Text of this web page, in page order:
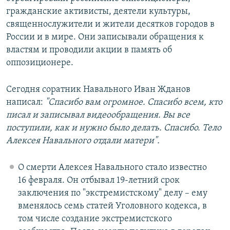
гражданские активисты, деятели культуры,
священнослужители и жители десятков городов в
России и в мире. Они записывали обращения к
властям и проводили акции в память об
оппозиционере.
Сегодня соратник Навального Иван Жданов
написал: "Спасибо вам огромное. Спасибо всем, кто
писал и записывал видеообращения. Вы все
поступили, как и нужно было делать. Спасибо. Тело
Алексея Навального отдали матери".
О смерти Алексея Навального стало известно
16 февраля. Он отбывал 19-летний срок
заключения по "экстремистскому" делу – ему
вменялось семь статей Уголовного кодекса, в
том числе создание экстремистского